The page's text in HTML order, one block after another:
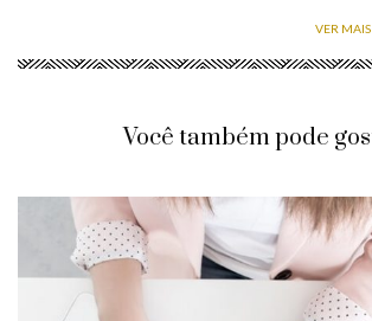
VER MAIS
Você também pode